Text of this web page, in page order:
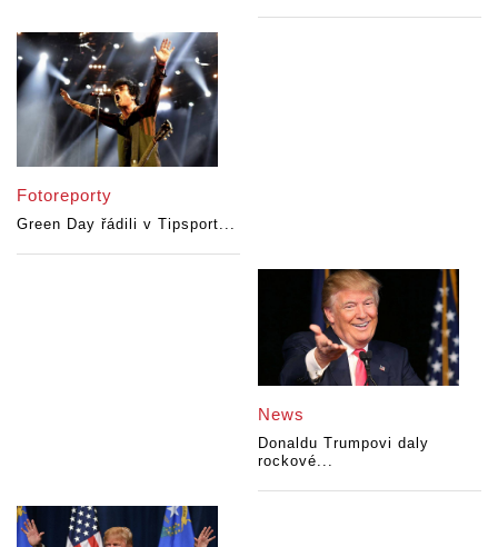
Fotoreporty
Green Day řádili v Tipsport...
News
Donaldu Trumpovi daly
rockové...